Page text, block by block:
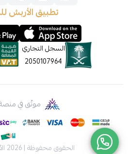
تطبيق الأربش
السجل التجاري
2050107964
موثّق في
الحقوق محفوظة | 2026